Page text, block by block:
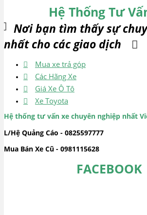
Hệ Thống Tư
Nơi bạn tìm thấy sự
nhất cho các giao dịch
Mua xe trả góp
Các Hãng Xe
Giá Xe Ô Tô
Xe Toyota
Hệ thống tư vấn xe chuyên nghiệp nhất
L/Hệ Quảng Cáo - 0825597777
Mua Bán Xe Cũ - 0981115628
FACEBOOK